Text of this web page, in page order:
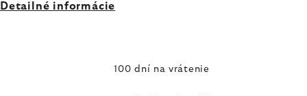
Detailné informácie
100 dní na vrátenie